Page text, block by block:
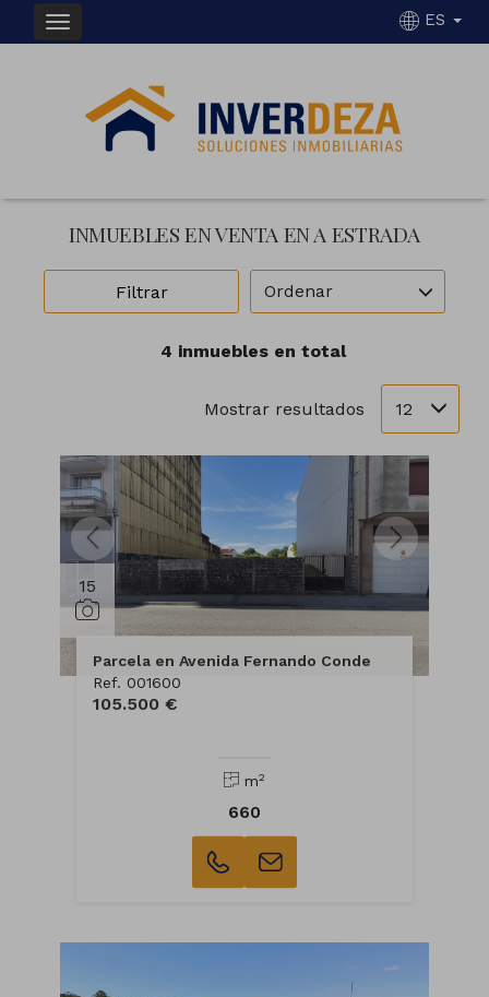
ES
INMUEBLES EN VENTA EN A ESTRADA
Filtrar Ordenar
4 inmuebles en total
Mostrar resultados 12
15
Parcela en Avenida Fernando Conde
Ref. 001600
105.500 €
m2
660